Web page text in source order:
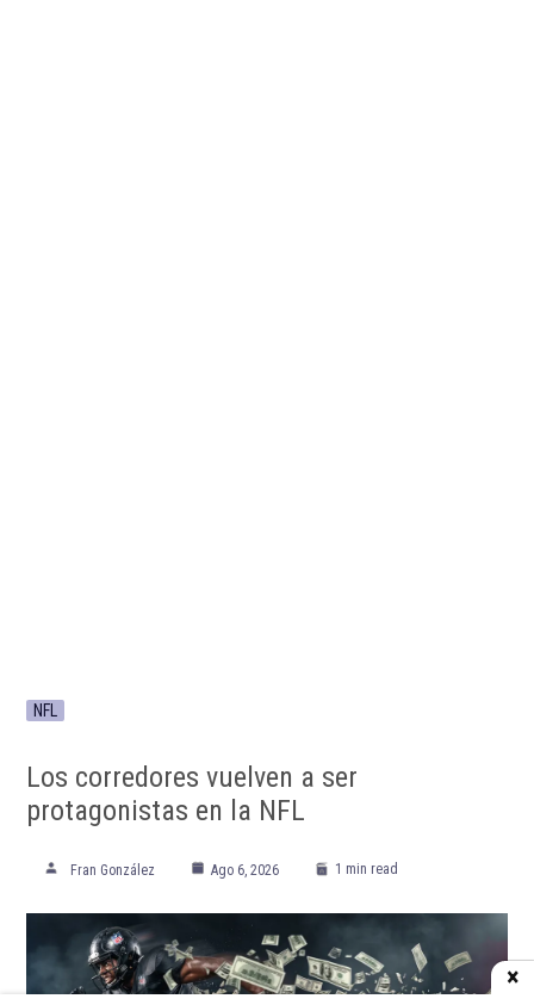
NFL
Los corredores vuelven a ser
protagonistas en la NFL
Fran González Ago 6, 2026 1 min read